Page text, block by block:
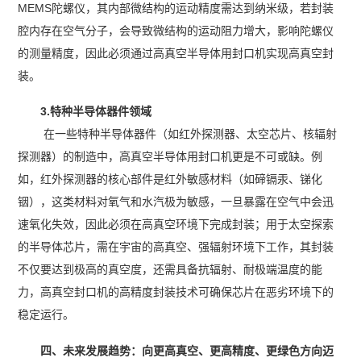
MEMS陀螺仪，其内部微结构的运动精度需达到纳米级，若封装
腔内存在空气分子，会导致微结构的运动阻力增大，影响陀螺仪
的测量精度，因此必须通过高真空半导体用封口机实现高真空封
装。
3.特种半导体器件领域
在一些特种半导体器件（如红外探测器、太空芯片、核辐射
探测器）的制造中，高真空半导体用封口机更是不可或缺。例
如，红外探测器的核心部件是红外敏感材料（如碲镉汞、锑化
铟），这类材料对氧气和水汽极为敏感，一旦暴露在空气中会迅
速氧化失效，因此必须在高真空环境下完成封装；用于太空探索
的半导体芯片，需在宇宙的高真空、强辐射环境下工作，其封装
不仅要达到极高的真空度，还需具备抗辐射、耐极端温度的能
力，高真空封口机的高精度封装技术可确保芯片在恶劣环境下的
稳定运行。
四、未来发展趋势：向更高真空、更高精度、更绿色方向迈